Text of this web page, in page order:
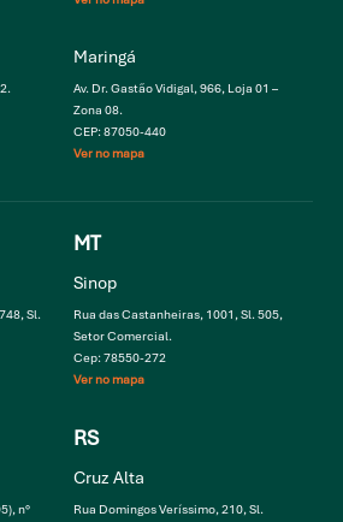
Maringá
Av. Dr. Gastão Vidigal, 966, Loja 01 –
Zona 08.
CEP: 87050-440
Ver no mapa
Sl.
MT
Sinop
Rua das Castanheiras, 1001, Sl. 505,
Setor Comercial.
Cep: 78550-272
Ver no mapa
n°
RS
Cruz Alta
Rua Domingos Veríssimo, 210, Sl.